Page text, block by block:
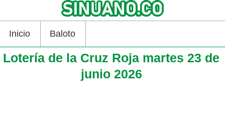
Inicio Baloto
Lotería de la Cruz Roja martes 23 de
junio 2026